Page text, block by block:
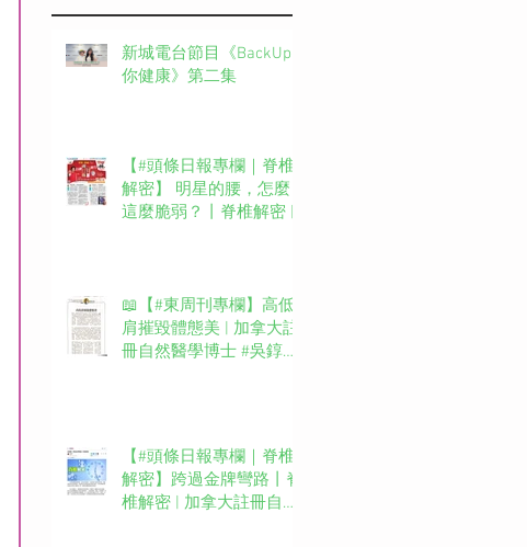
新城電台節目《BackUp
你健康》第二集
【#頭條日報專欄｜脊椎
解密】 明星的腰，怎麼
這麼脆弱？丨脊椎解密 |
📖【#東周刊專欄】高低
肩摧毀體態美 | 加拿大註
冊自然醫學博士 #吳錞銦
【#頭條日報專欄｜脊椎
解密】跨過金牌彎路丨脊
椎解密 | 加拿大註冊自然